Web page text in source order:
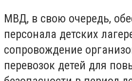
МВД, в свою очередь,
персонала детских
сопровождение
перевозок детей для